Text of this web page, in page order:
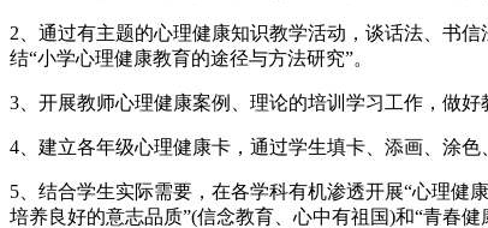
2、通过有主题的心理健康知识教学活动，谈话法、书
结“小学心理健康教育的途径与方法研究”。
3、开展教师心理健康案例、理论的培训学习工作，做好
4、建立各年级心理健康卡，通过学生填卡、添画、涂
5、结合学生实际需要，在各学科有机渗透开展“心理健
培养良好的意志品质”(信念教育、心中有祖国)和“青春健